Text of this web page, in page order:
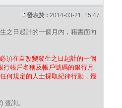
發表於 : 2014-03-21, 15:47
之日起計的一個月內，藉書面向
必須在自改變發生之日起計的一個
行帳戶名稱及帳戶號碼的銀行月
何規定的人士採取紀律行動，最
查詢。